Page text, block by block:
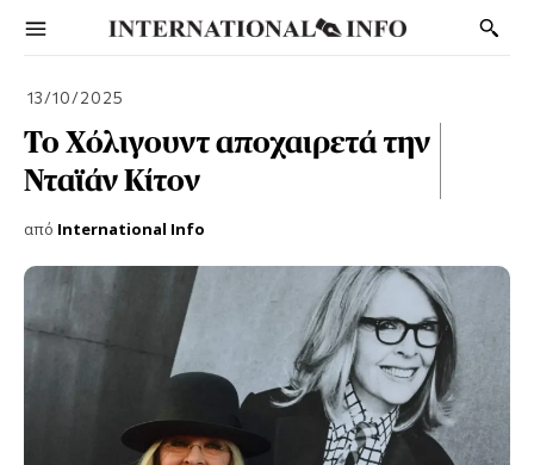
13/10/2025
Το Χόλιγουντ αποχαιρετά την
Νταϊάν Κίτον
από International Info